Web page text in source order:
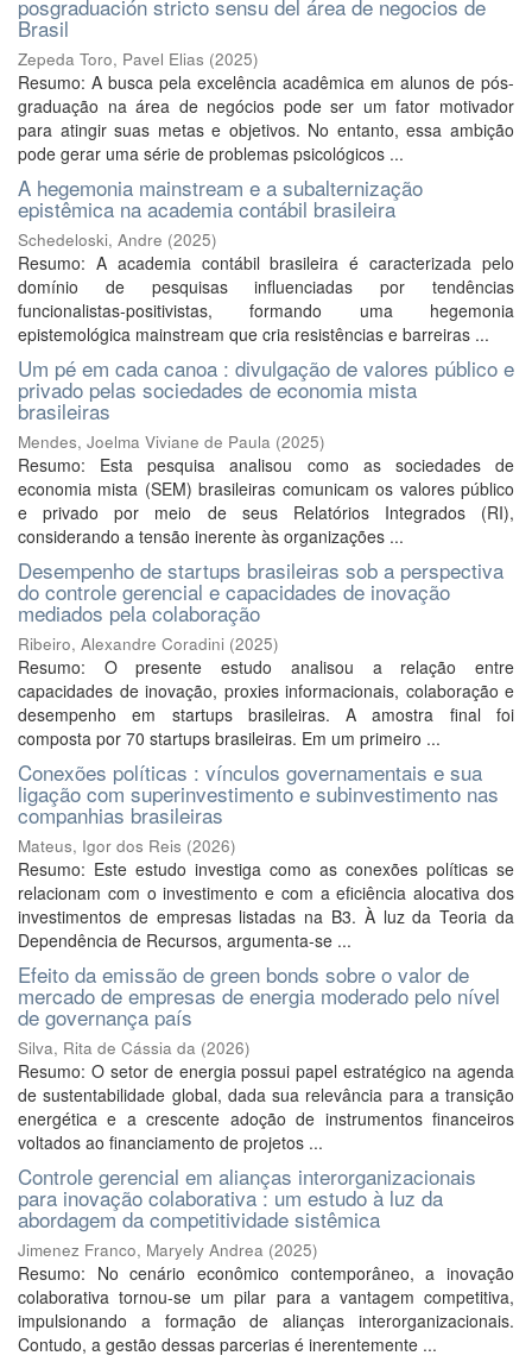
posgraduación stricto sensu del área de negocios de
Brasil
Zepeda Toro, Pavel Elias (2025)
Resumo: A busca pela excelência acadêmica em alunos de pós-
graduação na área de negócios pode ser um fator motivador
para atingir suas metas e objetivos. No entanto, essa ambição
pode gerar uma série de problemas psicológicos ...
A hegemonia mainstream e a subalternização
epistêmica na academia contábil brasileira
Schedeloski, Andre (2025)
Resumo: A academia contábil brasileira é caracterizada pelo
domínio de pesquisas influenciadas por tendências
funcionalistas-positivistas, formando uma hegemonia
epistemológica mainstream que cria resistências e barreiras ...
Um pé em cada canoa : divulgação de valores público e
privado pelas sociedades de economia mista
brasileiras
Mendes, Joelma Viviane de Paula (2025)
Resumo: Esta pesquisa analisou como as sociedades de
economia mista (SEM) brasileiras comunicam os valores público
e privado por meio de seus Relatórios Integrados (RI),
considerando a tensão inerente às organizações ...
Desempenho de startups brasileiras sob a perspectiva
do controle gerencial e capacidades de inovação
mediados pela colaboração
Ribeiro, Alexandre Coradini (2025)
Resumo: O presente estudo analisou a relação entre
capacidades de inovação, proxies informacionais, colaboração e
desempenho em startups brasileiras. A amostra final foi
composta por 70 startups brasileiras. Em um primeiro ...
Conexões políticas : vínculos governamentais e sua
ligação com superinvestimento e subinvestimento nas
companhias brasileiras
Mateus, Igor dos Reis (2026)
Resumo: Este estudo investiga como as conexões políticas se
relacionam com o investimento e com a eficiência alocativa dos
investimentos de empresas listadas na B3. À luz da Teoria da
Dependência de Recursos, argumenta-se ...
Efeito da emissão de green bonds sobre o valor de
mercado de empresas de energia moderado pelo nível
de governança país
Silva, Rita de Cássia da (2026)
Resumo: O setor de energia possui papel estratégico na agenda
de sustentabilidade global, dada sua relevância para a transição
energética e a crescente adoção de instrumentos financeiros
voltados ao financiamento de projetos ...
Controle gerencial em alianças interorganizacionais
para inovação colaborativa : um estudo à luz da
abordagem da competitividade sistêmica
Jimenez Franco, Maryely Andrea (2025)
Resumo: No cenário econômico contemporâneo, a inovação
colaborativa tornou-se um pilar para a vantagem competitiva,
impulsionando a formação de alianças interorganizacionais.
Contudo, a gestão dessas parcerias é inerentemente ...